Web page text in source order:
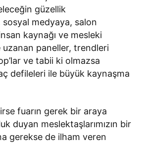
güzellik
medyaya, salon
kaynağı ve mesleki
paneller, trendleri
ve tabii ki olmazsa
defileleri ile büyük kaynaşma
fuarın gerek bir araya
duyan meslektaşlarımızın bir
gerekse de ilham veren